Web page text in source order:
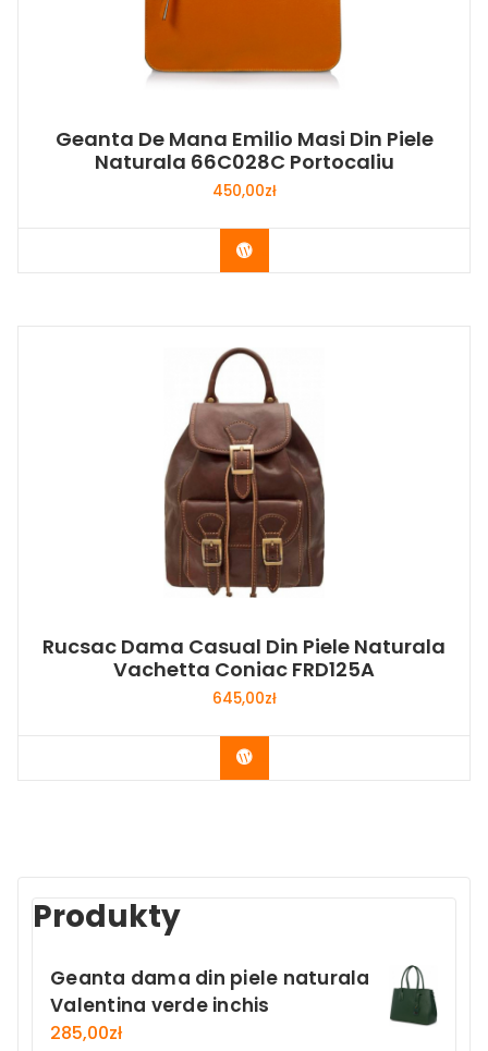
Geanta De Mana Emilio Masi Din Piele
Naturala 66C028C Portocaliu
450,00zł
Buy Now
Rucsac Dama Casual Din Piele Naturala
Vachetta Coniac FRD125A
645,00zł
Buy Now
Produkty
Geanta dama din piele naturala
Valentina verde inchis
285,00zł